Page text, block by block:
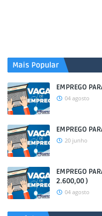
Mais Popular
EMPREGO
04 agosto
EMPREGO
20 junho
EMPREGO
2.600,00 )
04 agosto